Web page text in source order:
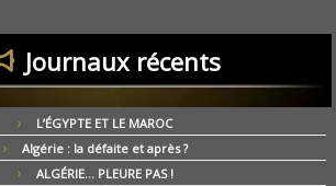
Journaux récents
L’ÉGYPTE ET LE MAROC
Algérie : la défaite et après ?
ALGÉRIE… PLEURE PAS !